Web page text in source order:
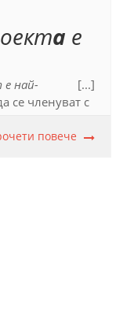
а е
най-
се членуват с
(възможна е
[...]
повече